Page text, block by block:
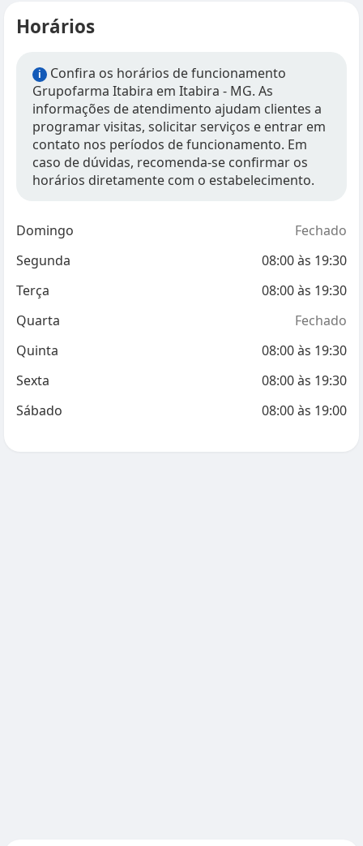
Horários
i
Confira os horários de funcionamento
Grupofarma Itabira em Itabira - MG. As
informações de atendimento ajudam clientes a
programar visitas, solicitar serviços e entrar em
contato nos períodos de funcionamento. Em
caso de dúvidas, recomenda-se confirmar os
horários diretamente com o estabelecimento.
Domingo
Fechado
Segunda
08:00às 19:30
Terça
08:00às 19:30
Quarta
Fechado
Quinta
08:00às 19:30
Sexta
08:00às 19:30
Sábado
08:00às 19:00